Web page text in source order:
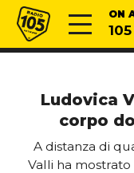
Vai al contenuto
Radio 105 ON
Ludovica
corpo
A distanza di
Valli ha mostrato